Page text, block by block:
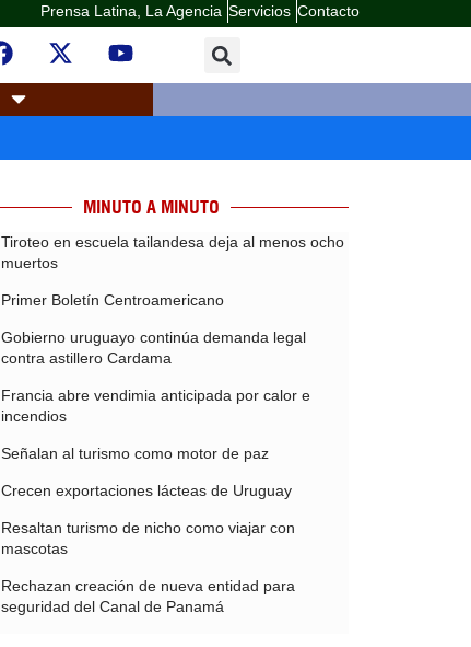
Prensa Latina, La Agencia Servicios Contacto
MINUTO A MINUTO
Tiroteo en escuela tailandesa deja al menos ocho
muertos
Primer Boletín Centroamericano
Gobierno uruguayo continúa demanda legal
contra astillero Cardama
Francia abre vendimia anticipada por calor e
incendios
Señalan al turismo como motor de paz
Crecen exportaciones lácteas de Uruguay
Resaltan turismo de nicho como viajar con
mascotas
Rechazan creación de nueva entidad para
seguridad del Canal de Panamá